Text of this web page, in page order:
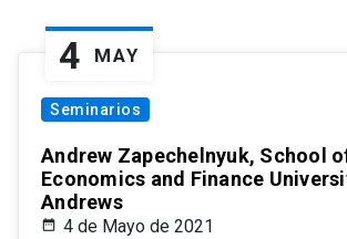
4 MAY
Seminarios
Andrew Zapechelnyuk, School
Economics and Finance
Andrews
4 de Mayo de 2021